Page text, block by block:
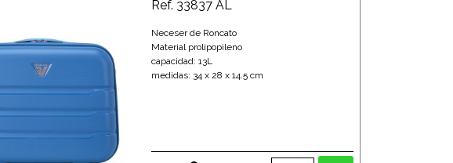
Ref. 33837 AL
Neceser de Roncato
Material prolipopileno
capacidad: 13L
medidas: 34 x 28 x 14.5 cm